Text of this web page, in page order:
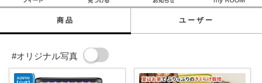
商品 ユーザー
#オリジナル写真